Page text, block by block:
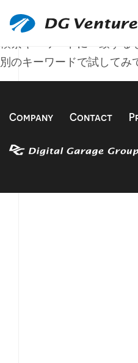
何も見つか
検索キーワードに一致する
別のキーワードで試してみ
Company Contact